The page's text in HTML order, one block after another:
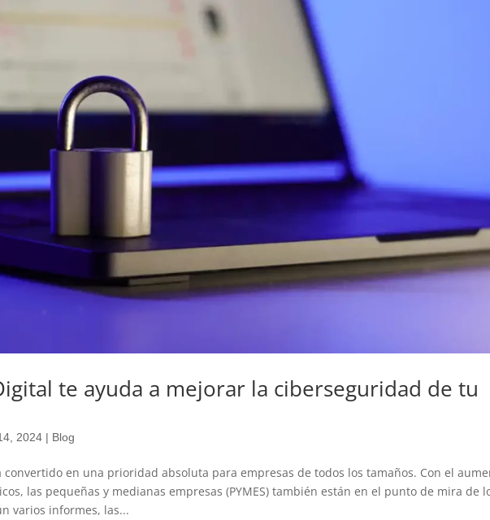
te ayuda a mejorar la ciberseguridad de tu
2024 | Blog
convertido en una prioridad absoluta para empresas de todos los tamaños. Con el
las pequeñas y medianas empresas (PYMES) también están en el punto de mira de
varios informes, las...